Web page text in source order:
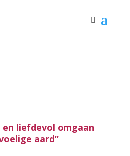
en liefdevol omgaan
aard”